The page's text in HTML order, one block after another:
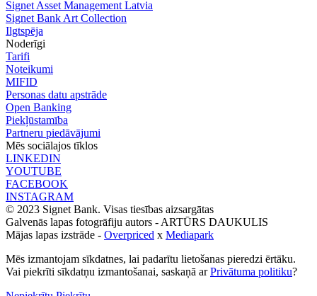
Signet Asset Management Latvia
Signet Bank Art Collection
Ilgtspēja
Noderīgi
Tarifi
Noteikumi
MIFID
Personas datu apstrāde
Open Banking
Piekļūstamība
Partneru piedāvājumi
Mēs sociālajos tīklos
LINKEDIN
YOUTUBE
FACEBOOK
INSTAGRAM
© 2023 Signet Bank. Visas tiesības aizsargātas
Galvenās lapas fotogrāfiju autors - ARTŪRS DAUKULIS
Mājas lapas izstrāde - Overpriced x Mediapark
Mēs izmantojam sīkdatnes, lai padarītu lietošanas pieredzi ērtāku.
Vai piekrīti sīkdatņu izmantošanai, saskaņā arPrivātuma politiku?